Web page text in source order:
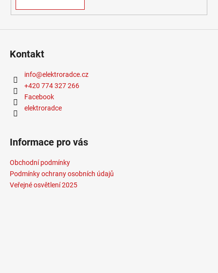
Kontakt
info@elektroradce.cz
+420 774 327 266
Facebook
elektroradce
Informace pro vás
Obchodní podmínky
Podmínky ochrany osobních údajů
Veřejné osvětlení 2025